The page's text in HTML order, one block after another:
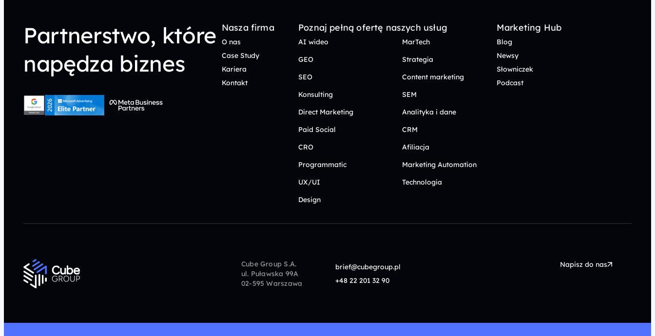
Partnerstwo, które
napędza biznes
Nasza firma
O nas
Case Study
Kariera
Kontakt
Poznaj pełną ofertę naszych usług
AI wideo
MarTech
GEO
Strategia
SEO
Content marketing
Konsulting
SEM
Direct Marketing
Analityka i dane
Paid Social
CRM
CRO
Afiliacja
Programmatic
Marketing Automation
UX/UI
Technologia
Design
Marketing Hub
Blog
Newsy
Słowniczek
Podcast
Cube Group S.A.
ul. Puławska 99A
02-595 Warszawa
brief@cubegroup.pl
+48 22 201 32 90
Napisz do nas